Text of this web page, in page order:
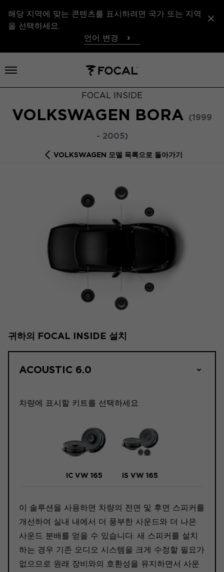
해당 지역에 맞는 콘텐츠를 표시하려면 국가 또는 지역
을 선택하세요.
언어 변경
메뉴 열기
FOCAL INSIDE
VOLKSWAGEN BORA
(1999
- 2005)
VOLKSWAGEN 모델 목록으로 돌아가기
귀하의 FOCAL INSIDE 설치
ACOUSTIC 6.0
차량에 표시할 키트를 선택하세요.
IC VW 165 IS VW 165
이 솔루션을 사용하면 차량의 전면 및 후면 스피커를
개선하여 실내 내에서 더 풍부한 사운드와 더 나은
사운드 분배를 얻을 수 있습니다. 새 스피커를 설치
하는 경우 기존 오디오 시스템을 크게 수정할 필요가
없으므로 원래 장비와의 호환성을 유지하면서 사운